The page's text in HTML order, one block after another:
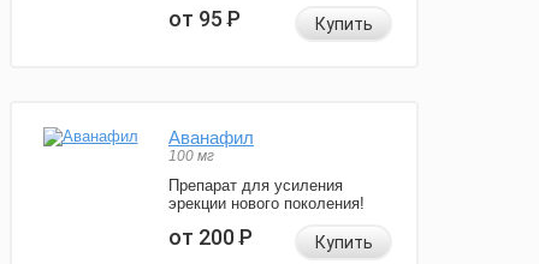
от 95Р Купить
Аванафил
100 мг
Препарат для усиления
эрекции нового поколения!
от 200Р Купить